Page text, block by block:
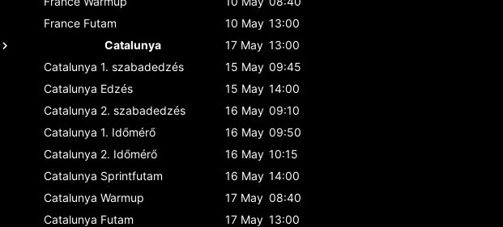
France Futam 10 May 13:00
Catalunya
17 May 13:00
Catalunya 1. szabadedzés 15 May 09:45
Catalunya Edzés 15 May 14:00
Catalunya 2. szabadedzés 16 May 09:10
Catalunya 1. Időmérő 16 May 09:50
Catalunya 2. Időmérő 16 May 10:15
Catalunya Sprintfutam 16 May 14:00
Catalunya Warmup 17 May 08:40
Catalunya Futam 17 May 13:00